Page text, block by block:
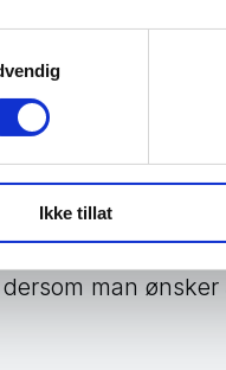
Ikke tillat
Messenger
noen
er rett og slett
finner du
. Tjenesten
man